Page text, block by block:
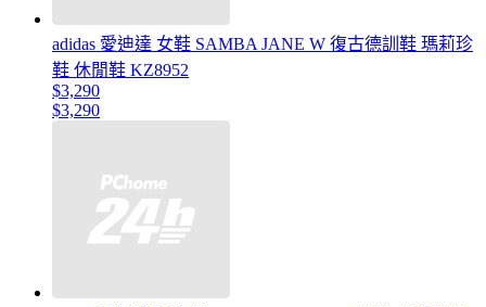
adidas 愛迪達 女鞋 SAMBA JANE W 復古德訓鞋 瑪莉珍
鞋 休閒鞋 KZ8952
$3,290
$3,290